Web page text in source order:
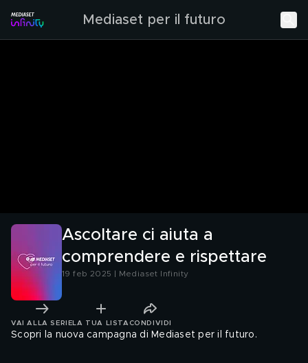
Mediaset per il futuro
Ascoltare ci aiuta a
comprendere e rispettare
19 feb 2025 | Mediaset Infinity
VAI ALLA SERIE LA TUA LISTA CONDIVIDI
Scopri la nuova campagna di Mediaset per il futuro.